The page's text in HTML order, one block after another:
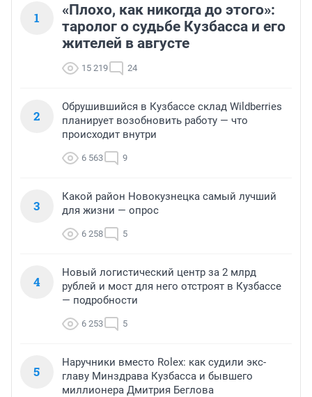
1
«Плохо, как никогда до этого»:
таролог о судьбе Кузбасса и его
жителей в августе
15 219 24
2
Обрушившийся в Кузбассе склад Wildberries
планирует возобновить работу — что
происходит внутри
6 563 9
3
Какой район Новокузнецка самый лучший
для жизни — опрос
6 258 5
4
Новый логистический центр за 2 млрд
рублей и мост для него отстроят в Кузбассе
— подробности
6 253 5
5
Наручники вместо Rolex: как судили экс-
главу Минздрава Кузбасса и бывшего
миллионера Дмитрия Беглова